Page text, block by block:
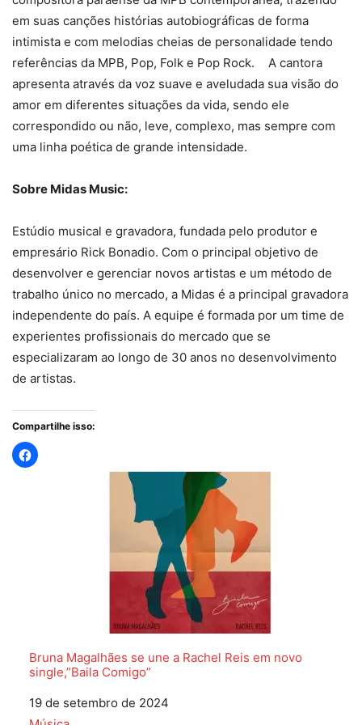
em suas canções histórias autobiográficas de forma
intimista e com melodias cheias de personalidade tendo
referências da MPB, Pop, Folk e Pop Rock. A cantora
apresenta através da voz suave e aveludada sua visão do
amor em diferentes situações da vida, sendo ele
correspondido ou não, leve, complexo, mas sempre com
uma linha poética de grande intensidade.
Sobre Midas Music:
Estúdio musical e gravadora, fundada pelo produtor e
empresário Rick Bonadio. Com o principal objetivo de
desenvolver e gerenciar novos artistas e um método de
trabalho único no mercado, a Midas é a principal gravadora
independente do país. A equipe é formada por um time de
experientes profissionais do mercado que se
especializaram ao longo de 30 anos no desenvolvimento
de artistas.
Compartilhe isso:
Bruna Magalhães se une a Rachel Reis em novo
single,”Baila Comigo”
Data
19 de setembro de 2024